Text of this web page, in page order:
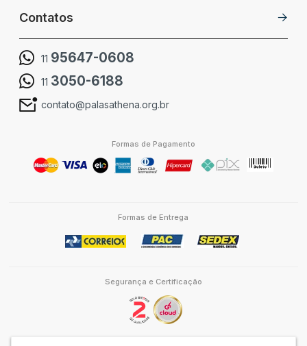
Contatos
11 95647-0608
11 3050-6188
contato@palasathena.org.br
Formas de Pagamento
Formas de Entrega
Segurança e Certificação